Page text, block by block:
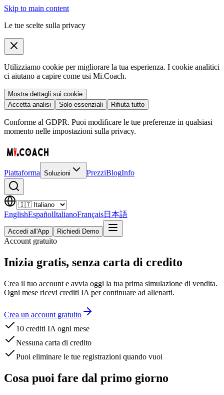
Skip to main content
Le tue scelte sulla privacy
Utilizziamo cookie per migliorare la tua esperienza. I cookie analitici
ci aiutano a capire come usi Mi.Coach.
Mostra dettagli sui cookie
Accetta analisi
Solo essenziali Rifiuta tutto
Conforme al GDPR. Puoi modificare le tue preferenze in qualsiasi
momento nelle impostazioni sulla privacy.
Piattaforma Soluzioni PrezziBlogInfo
EnglishEspañolItalianoFrançais日本語
Accedi all'App Richiedi Demo
Account gratuito
Inizia gratis, senza carta di credito
Crea il tuo account e avvia oggi la tua prima simulazione di vendita.
Ogni mese ricevi crediti IA per continuare ad allenarti.
Crea un account gratuito
10 crediti IA ogni mese
Nessuna carta di credito
Puoi eliminare le tue registrazioni quando vuoi
Cosa puoi fare dal primo giorno